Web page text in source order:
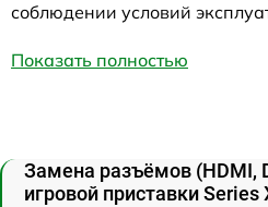
соблюдении условий
Показать полностью
Замена разъёмов (HDMI,
игровой приставки Series